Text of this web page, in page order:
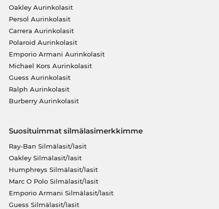
Oakley Aurinkolasit
Persol Aurinkolasit
Carrera Aurinkolasit
Polaroid Aurinkolasit
Emporio Armani Aurinkolasit
Michael Kors Aurinkolasit
Guess Aurinkolasit
Ralph Aurinkolasit
Burberry Aurinkolasit
Suosituimmat silmälasimerkkimme
Ray-Ban Silmälasit/lasit
Oakley Silmälasit/lasit
Humphreys Silmälasit/lasit
Marc O Polo Silmälasit/lasit
Emporio Armani Silmälasit/lasit
Guess Silmälasit/lasit